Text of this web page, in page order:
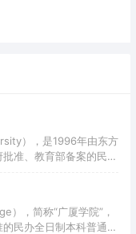
），是1996年由东方
准、教育部备案的民办
固定资产总值12.39亿
本科专业，有专任教师
），简称“广厦学院”，
民办全日制本科普通综